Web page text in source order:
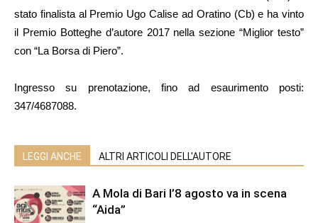
stato finalista al Premio Ugo Calise ad Oratino (Cb) e ha vinto
il Premio Botteghe d’autore 2017 nella sezione “Miglior testo”
con “La Borsa di Piero”.
Ingresso su prenotazione, fino ad esaurimento posti:
347/4687088.
LEGGI ANCHE ALTRI ARTICOLI DELL'AUTORE
A Mola di Bari l’8 agosto va in scena
“Aida”